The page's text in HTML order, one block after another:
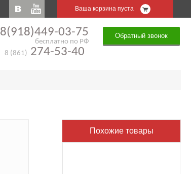
Ваша корзина пуста
8(918)449-03-75
бесплатно по РФ
8 (861) 274-53-40
Обратный звонок
Похожие товары